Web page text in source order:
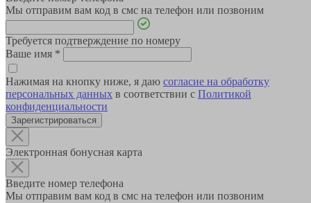
Мы отправим вам код в смс на телефон или позвоним
Требуется подтверждение по номеру
Ваше имя *
Нажимая на кнопку ниже, я даю согласие на обработку
персональных данных в соответствии с Политикой
конфиденциальности
Зарегистрироваться
Электронная бонусная карта
Введите номер телефона
Мы отправим вам код в смс на телефон или позвоним